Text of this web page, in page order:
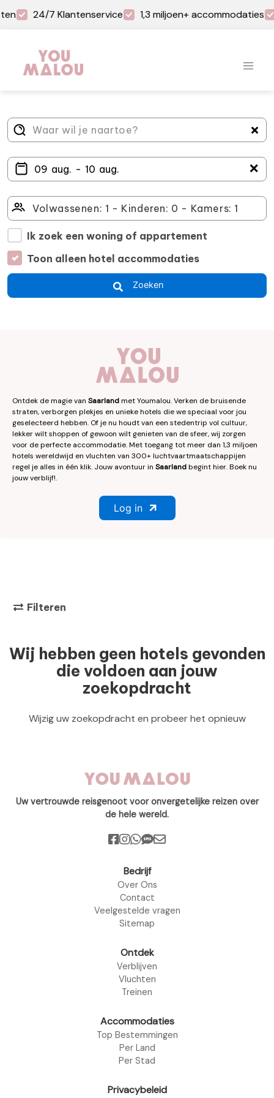
24/7 Klantenservice 1,3 miljoen+ accommodaties
＋
Ik zoek een woning of appartement
Toon alleen hotel accommodaties
Zoeken
Ontdek de magie van Saarlandmet Youmalou. Verken de bruisende
straten, verborgen plekjes en unieke hotels die we speciaal voor jou
geselecteerd hebben. Of je nu houdt van een stedentrip vol cultuur,
lekker wilt shoppen of gewoon wilt genieten van de sfeer, wij zorgen
voor de perfecte accommodatie. Met toegang tot meer dan 1,3 miljoen
hotels wereldwijd en vluchten van 300+ luchtvaartmaatschappijen
regel je alles in één klik. Jouw avontuur in Saarlandbegint hier. Boek nu
jouw verblijf!.
Log in
Filteren
Wij hebben geen hotels gevonden
die voldoen aan jouw
zoekopdracht
Wijzig uw zoekopdracht en probeer het opnieuw
Uw vertrouwde reisgenoot voor onvergetelijke reizen over
de hele wereld.
Bedrijf
Over Ons
Contact
Veelgestelde vragen
Sitemap
Ontdek
Verblijven
Vluchten
Treinen
Accommodaties
Top Bestemmingen
Per Land
Per Stad
Privacybeleid